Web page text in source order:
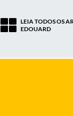
LEIA TODOS OS
EDOUARD